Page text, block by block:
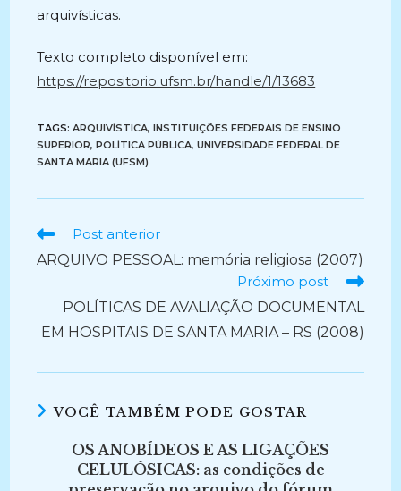
arquivísticas.
Texto completo disponível em:
https://repositorio.ufsm.br/handle/1/13683
TAGS:ARQUIVÍSTICA, INSTITUIÇÕES FEDERAIS DE ENSINO
SUPERIOR, POLÍTICA PÚBLICA, UNIVERSIDADE FEDERAL DE
SANTA MARIA (UFSM)
Ler
artigos
Post anterior
ARQUIVO PESSOAL: memória religiosa (2007)
Próximo post
POLÍTICAS DE AVALIAÇÃO DOCUMENTAL
EM HOSPITAIS DE SANTA MARIA – RS (2008)
VOCÊ TAMBÉM PODE GOSTAR
OS ANOBÍDEOS E AS LIGAÇÕES
CELULÓSICAS: as condições de